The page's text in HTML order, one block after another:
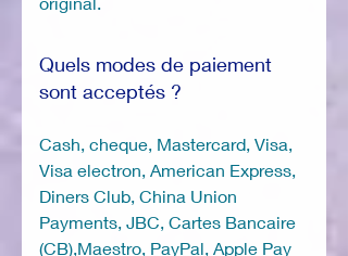
Quels modes de paiement
sont acceptés ?
Cash, cheque, Mastercard, Visa,
Visa electron, American Express,
Diners Club, China Union
Payments, JBC, Cartes Bancaire
(CB),Maestro, PayPal, Apple Pay